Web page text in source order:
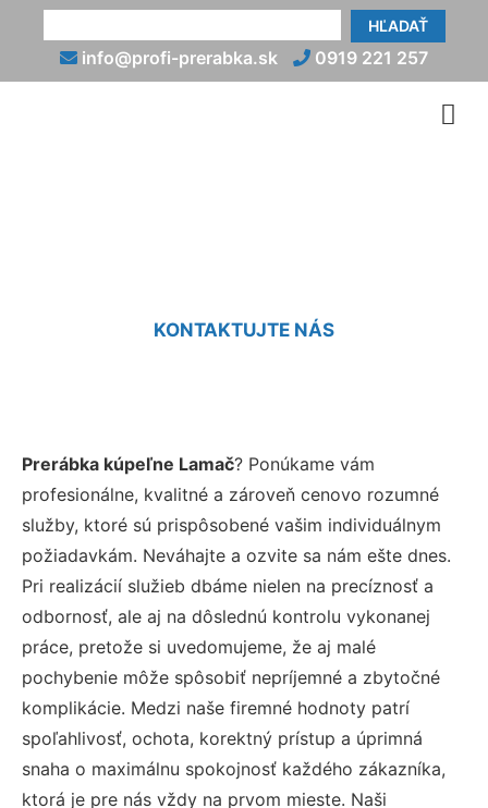
HĽADAŤ
info@profi-prerabka.sk 0919 221 257
KONTAKTUJTE NÁS
Prerábka kúpeľne Lamač? Ponúkame vám
profesionálne, kvalitné a zároveň cenovo rozumné
služby, ktoré sú prispôsobené vašim individuálnym
požiadavkám. Neváhajte a ozvite sa nám ešte dnes.
Pri realizácií služieb dbáme nielen na precíznosť a
odbornosť, ale aj na dôslednú kontrolu vykonanej
práce, pretože si uvedomujeme, že aj malé
pochybenie môže spôsobiť nepríjemné a zbytočné
komplikácie. Medzi naše firemné hodnoty patrí
spoľahlivosť, ochota, korektný prístup a úprimná
snaha o maximálnu spokojnosť každého zákazníka,
ktorá je pre nás vždy na prvom mieste. Naši